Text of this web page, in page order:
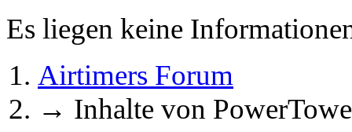
Es liegen keine
Airtimers Forum
→ Inhalte von